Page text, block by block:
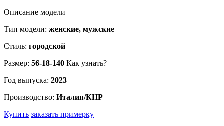
Описание модели
Тип модели: женские, мужские
Стиль: городской
Размер: 56-18-140 Как узнать?
Год выпуска: 2023
Производство: Италия/КНР
Купить заказать примерку